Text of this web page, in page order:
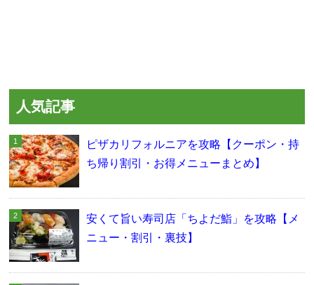
人気記事
ピザカリフォルニアを攻略【クーポン・持
ち帰り割引・お得メニューまとめ】
安くて旨い寿司店「ちよだ鮨」を攻略【メ
ニュー・割引・裏技】